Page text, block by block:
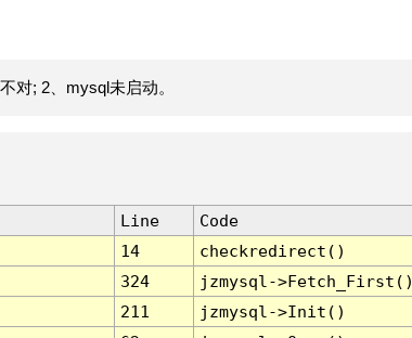
对; 2、mysql未启动。
Line
Code
14
checkredirect()
324
jzmysql-
211
jzmysql->Init()